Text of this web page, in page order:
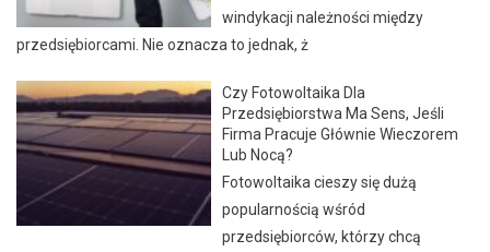
windykacji należności między
przedsiębiorcami. Nie oznacza to jednak, ż
Czy Fotowoltaika Dla
Przedsiębiorstwa Ma Sens, Jeśli
Firma Pracuje Głównie Wieczorem
Lub Nocą?
Fotowoltaika cieszy się dużą
popularnością wśród
przedsiębiorców, którzy chcą